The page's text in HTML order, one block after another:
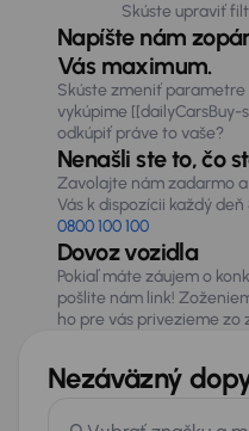
Skúste upraviť
Napíšte nám
Vás maximum.
Skúste zmeniť
vykúpime
odkúpiť práve to vaše?
Nenašli ste to, čo
Zavolajte nám zadarmo
Vás k dispozícii každý deň
0800 100 100
Dovoz vozidla
Pokiaľ máte záujem o
pošlite nám link!
ho pre vás privezieme zo
Nezáväzný